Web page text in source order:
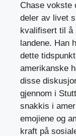
Chase vokste
deler av livet
kvalifisert til å
landene. Han
dette
amerikanske
disse
gjennom i
snakkis i
emojiene og
kraft på